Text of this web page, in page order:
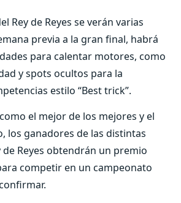
Rey de Reyes se verán varias
previa a la gran final, habrá
para calentar motores, como
y spots ocultos para la
estilo “Best trick”.
el mejor de los mejores y el
los ganadores de las distintas
de Reyes obtendrán un premio
competir en un campeonato